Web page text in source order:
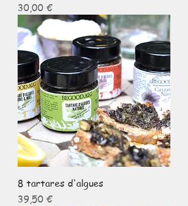
Prix
30,00 €
8 tartares d'algues
Prix
39,50 €